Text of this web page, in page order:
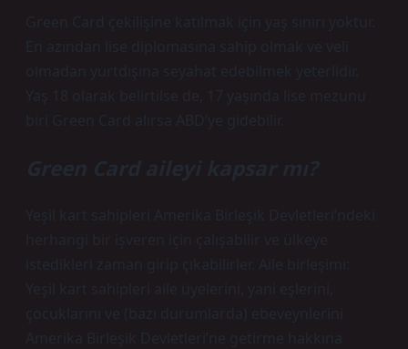
Green Card çekilişine katılmak için yaş sınırı yoktur.
En azından lise diplomasına sahip olmak ve veli
olmadan yurtdışına seyahat edebilmek yeterlidir.
Yaş 18 olarak belirtilse de, 17 yaşında lise mezunu
biri Green Card alırsa ABD’ye gidebilir.
Green Card aileyi kapsar mı?
Yeşil kart sahipleri Amerika Birleşik Devletleri’ndeki
herhangi bir işveren için çalışabilir ve ülkeye
istedikleri zaman girip çıkabilirler. Aile birleşimi:
Yeşil kart sahipleri aile üyelerini, yani eşlerini,
çocuklarını ve (bazı durumlarda) ebeveynlerini
Amerika Birleşik Devletleri’ne getirme hakkına